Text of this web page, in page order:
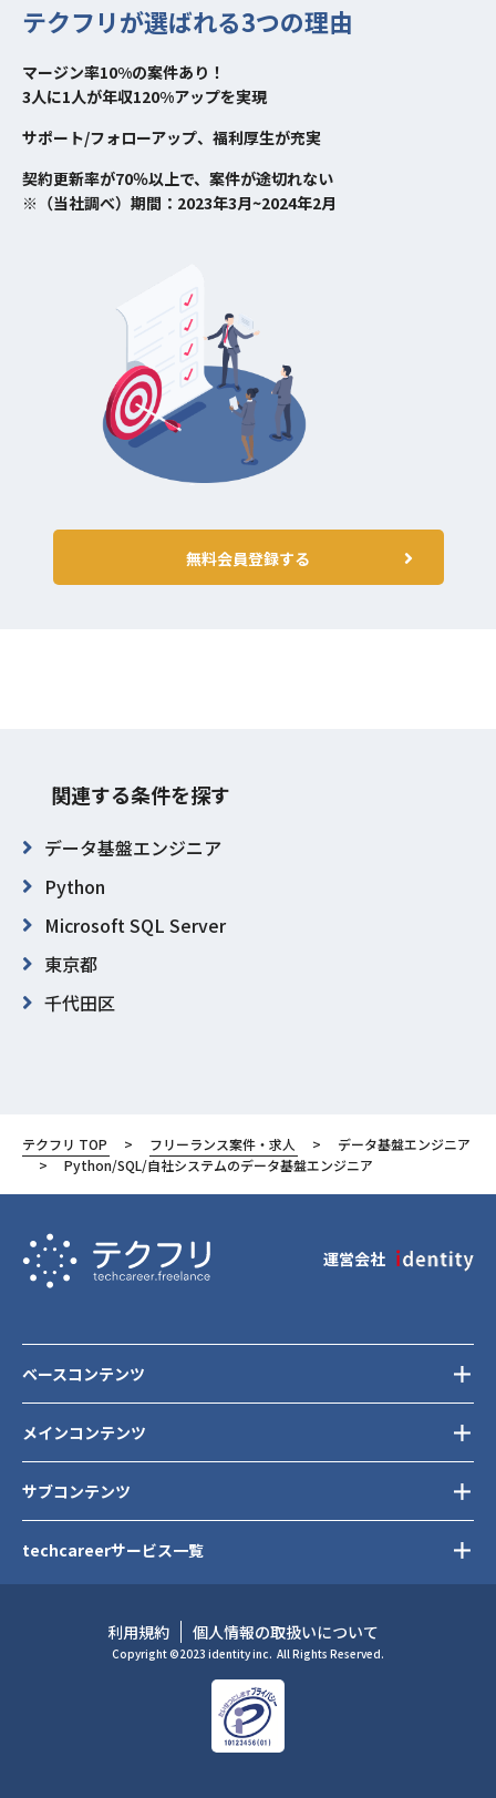
テクフリが選ばれる3つの理由
マージン率10%の案件あり！
3人に1人が年収120%アップを実現
サポート/フォローアップ、福利厚生が充実
契約更新率が70％以上で、案件が途切れない
※（当社調べ）期間：2023年3月~2024年2月
無料会員登録する
関連する条件を探す
データ基盤エンジニア
Python
Microsoft SQL Server
東京都
千代田区
テクフリ TOP フリーランス案件・求人
データ基盤エンジニア
Python/SQL/自社システムのデータ基盤エンジニア
運営会社
メインコンテンツ
サブコンテンツ
ベースコンテンツ
techcareerサービス一覧
利用規約 個人情報の取扱いについて
Copyright ©2023 identity inc. All Rights Reserved.